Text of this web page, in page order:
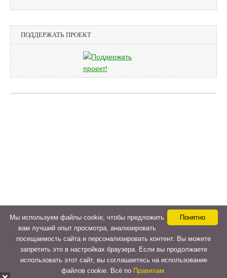
ПОДДЕРЖАТЬ ПРОЕКТ
Понятно
Мы используем файлы cookie, чтобы предложить
вам лучший опыт просмотра, анализировать
посещаемость сайта и персонализировать контент. Вы можете
запретить это в настройках браузера. Если вы продолжаете
использовать этот сайт, вы соглашаетесь на использование
файлов cookie. Всё по Правилам.